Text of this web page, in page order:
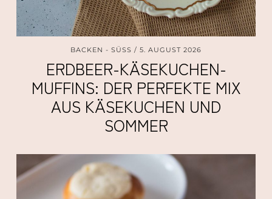
BACKEN - SÜSS 5. AUGUST 2026
ERDBEER-KÄSEKUCHEN-
MUFFINS: DER PERFEKTE MIX
AUS KÄSEKUCHEN UND
SOMMER